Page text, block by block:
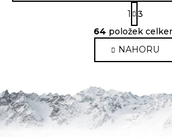
O
v
l
á
a
c
í
S
t
r
á
n
k
á
n
í
1
3
64 položek
NAHORU